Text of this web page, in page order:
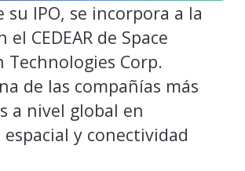
su IPO, se incorpora a la
el CEDEAR de Space
Technologies Corp.
de las compañías más
a nivel global en
y conectividad